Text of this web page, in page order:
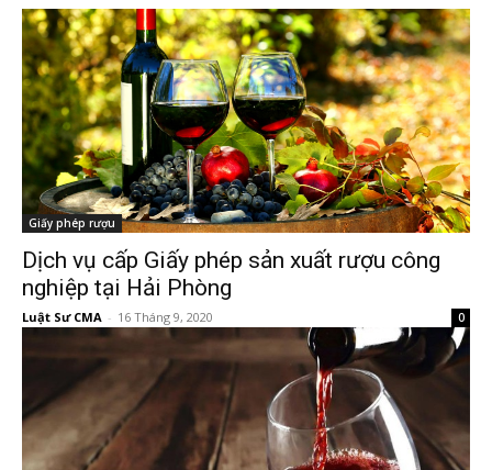
Giấy phép rượu
Dịch vụ cấp Giấy phép sản xuất rượu công
nghiệp tại Hải Phòng
Luật Sư CMA - 16 Tháng 9, 2020 0